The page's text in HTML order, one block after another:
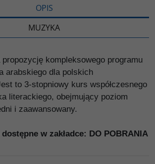
OPIS
MUZYKA
kompleksowego programu
arabskiego dla polskich
to 3-stopniowy kurs współczesnego
literackiego, obejmujący poziom
i zaawansowany.
w zakładce: DO POBRANIA